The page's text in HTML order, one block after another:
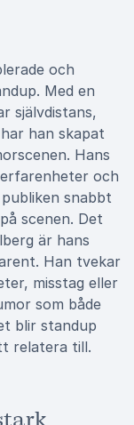
och
Med en
självdistans,
han skapat
Hans
och
snabbt
scenen. Det
är hans
Han tvekar
misstag eller
som både
blir standup
relatera till.